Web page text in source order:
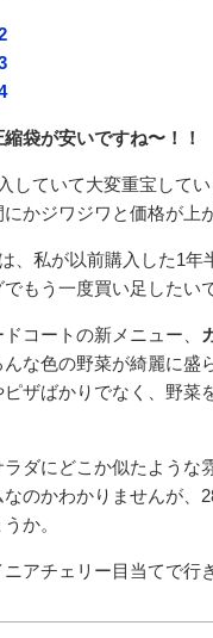
袋が安いですね〜！！
していて大変重宝して
かジワジワと価格が上
、私が以前購入した1年
もう一度買い足したい
コートの新メニュー、
な色の野菜が綺麗に盛
ザばかりでなく、野菜
ダにどこか似たような
のかわかりませんが、
か。
アチェリー目当てで行